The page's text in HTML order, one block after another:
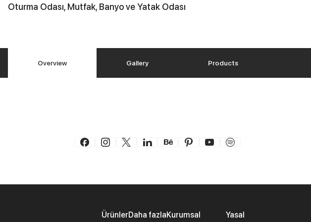
Oturma Odası, Mutfak, Banyo ve Yatak Odası
Overview Gallery Products
ÜrünlerDaha fazlaKurumsal Yasal